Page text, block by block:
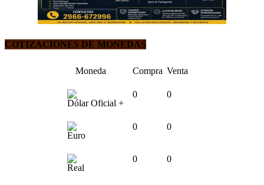
COTIZACIONES DE MONEDAS
Moneda Compra Venta
Dólar Oficial +
0 0
Euro
0 0
Real
0 0